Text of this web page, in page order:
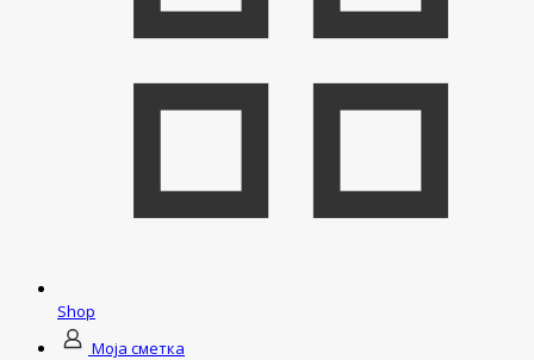
Shop
Моја сметка